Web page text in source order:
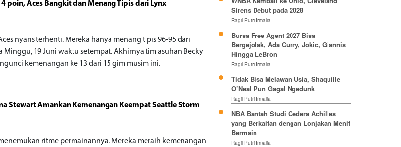
poin, Aces Bangkit dan Menang Tipis dari Lynx
nyaris terhenti. Mereka hanya menang tipis 96-95 dari
Minggu, 19 Juni waktu setempat. Akhirnya tim asuhan Becky
kemenangan ke 13 dari 15 gim musim ini.
Stewart Amankan Kemenangan Keempat Seattle Storm
ritme permainannya. Mereka meraih kemenangan
Sirens Debut pada 2028
Ragil Putri Irmalia
Bursa Free Agent 2027 Bisa
Bergejolak, Ada Curry, Jokic, Giannis
Hingga LeBron
Ragil Putri Irmalia
Tidak Bisa Melawan Usia, Shaquille
O’Neal Pun Gagal Ngedunk
Ragil Putri Irmalia
NBA Bantah Studi Cedera Achilles
yang Berkaitan dengan Lonjakan Menit
Bermain
Ragil Putri Irmalia